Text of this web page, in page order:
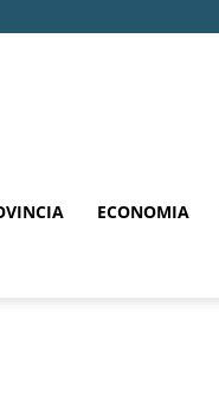
ECONOMIA